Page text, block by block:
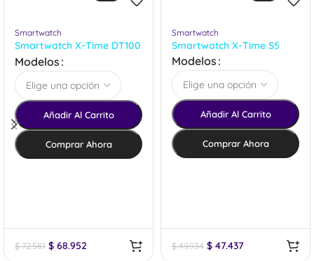
Smartwatch
Smartwatch X-Time DT100
Plus
Modelos
Añadir Al Carrito
Comprar Ahora
$72.581 $ 68.952
Smartwatch
Smartwatch X-Time S5
Modelos
Añadir Al Carrito
Comprar Ahora
$49.934 $ 47.437